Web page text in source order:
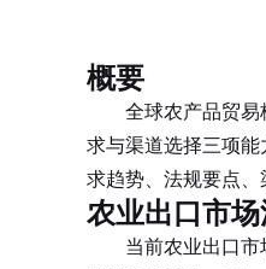
概要
全球农产品贸易格
求与渠道选择三项
求趋势、法规要点、
农业出口市
当前农业出口市场